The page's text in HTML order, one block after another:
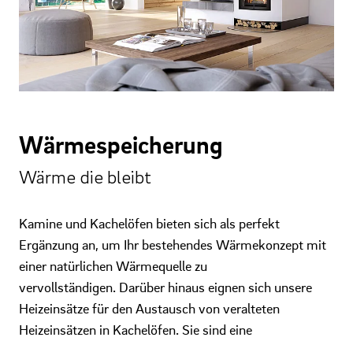
Wärmespeicherung
Wärme die bleibt
Kamine und Kachelöfen bieten sich als perfekt
Ergänzung an, um Ihr bestehendes Wärmekonzept mit
einer natürlichen Wärmequelle zu
vervollständigen. Darüber hinaus eignen sich unsere
Heizeinsätze für den Austausch von veralteten
Heizeinsätzen in Kachelöfen. Sie sind eine